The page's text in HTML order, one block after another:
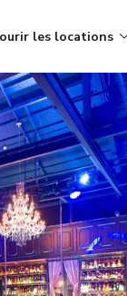
les locations